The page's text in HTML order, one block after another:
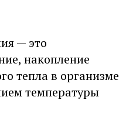
— это
накопление
тепла в организме
температуры